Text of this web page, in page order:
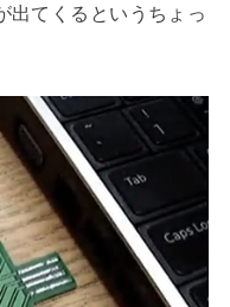
出てくるというちょっ